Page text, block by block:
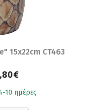
15x22cm CT463
10 ημέρες